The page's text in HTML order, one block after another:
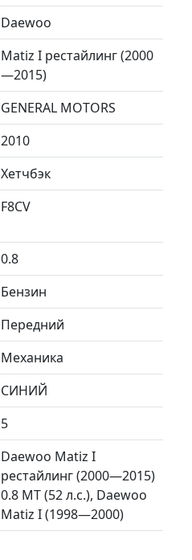
Daewoo
Matiz I рестайлинг (2000
—2015)
GENERAL MOTORS
2010
Хетчбэк
F8CV
0.8
Бензин
Передний
Механика
СИНИЙ
5
Daewoo Matiz I
рестайлинг (2000—2015)
0.8 MT (52 л.с.), Daewoo
Matiz I (1998—2000)